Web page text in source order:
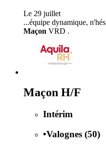
Le 29 juillet
...équipe dynamique,
Maçon VRD .
Maçon H/F
Intérim
•Valognes (50)